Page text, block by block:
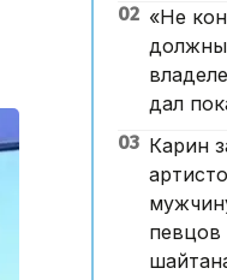
16:49, 07
базары
теңгеге
15:53, 07 Тамыз
тәртібі
жарна
02 «Не
дал
03 Карин
певцов